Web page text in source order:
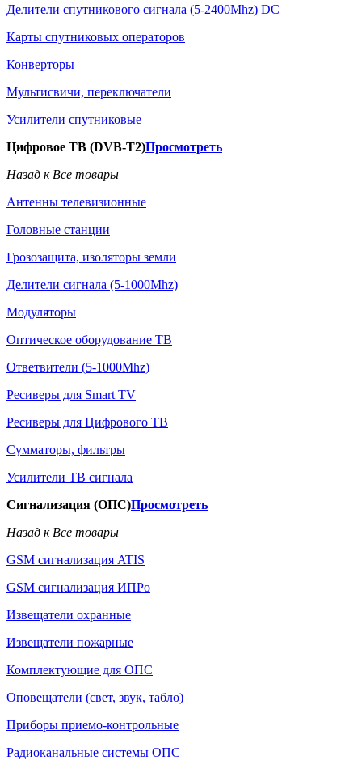
Делители спутникового сигнала (5-2400Mhz) DC
Карты спутниковых операторов
Конверторы
Мультисвичи, переключатели
Усилители спутниковые
Цифровое ТВ (DVB-T2)Просмотреть
Назад к Все товары
Антенны телевизионные
Головные станции
Грозозащита, изоляторы земли
Делители сигнала (5-1000Mhz)
Модуляторы
Оптическое оборудование ТВ
Ответвители (5-1000Mhz)
Ресиверы для Smart TV
Ресиверы для Цифрового ТВ
Сумматоры, фильтры
Усилители ТВ сигнала
Сигнализация (ОПС)Просмотреть
Назад к Все товары
GSM сигнализация ATIS
GSM сигнализация ИПРо
Извещатели охранные
Извещатели пожарные
Комплектующие для ОПС
Оповещатели (свет, звук, табло)
Приборы приемо-контрольные
Радиоканальные системы ОПС